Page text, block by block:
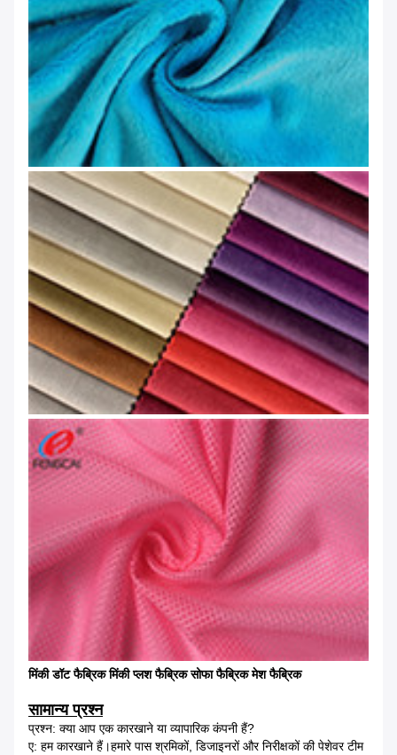
मिंकी डॉट फैब्रिक मिंकी प्लश फैब्रिक सोफा फैब्रिक मेश फैब्रिक
सामान्य प्रश्न
प्रश्न: क्या आप एक कारखाने या व्यापारिक कंपनी हैं?
ए: हम कारखाने हैं।हमारे पास श्रमिकों, डिजाइनरों और निरीक्षकों की पेशेवर टीम